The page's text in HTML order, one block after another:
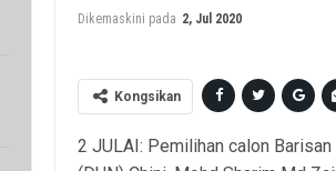
Dikemaskini pada 2, Jul 2020
Kongsikan
2 JULAI: Pemilihan calon